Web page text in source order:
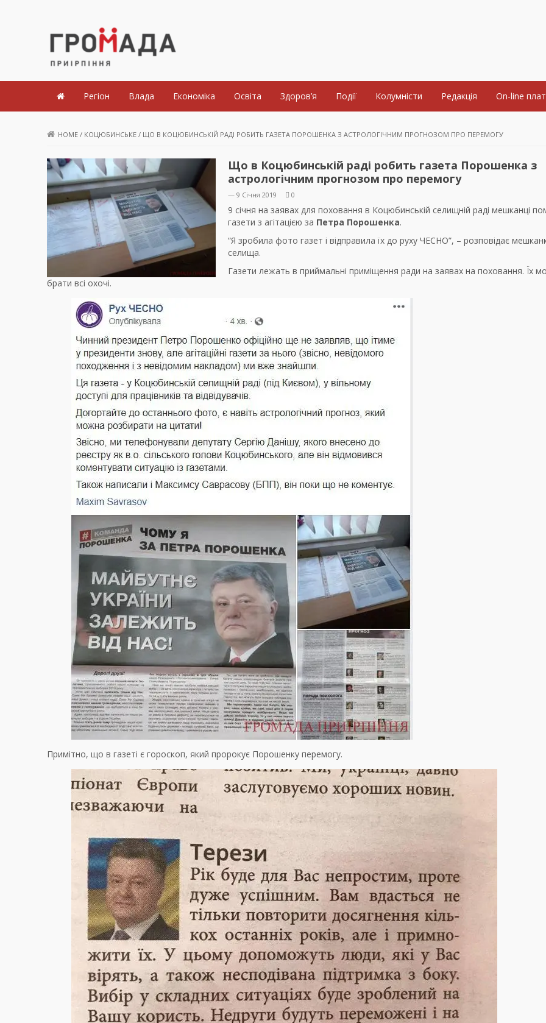
Громада Приірпіння
Регіон Влада Економіка Освіта Здоров’я Події Колумністи Редакція On-line
HOME / КОЦЮБИНСЬКЕ / ЩО В КОЦЮБИНСЬКІЙ РАДІ РОБИТЬ ГАЗЕТА ПОРОШЕНКА З АСТРОЛОГІЧНИМ ПРОГНОЗОМ ПРО ПЕРЕМОГУ
Що в Коцюбинській раді робить газета Порошенка з
астрологічним прогнозом про перемогу
— 9 Січня 2019 0
9 січня на заявах для поховання в Коцюбинській селищній раді мешканці
газети з агітацією за Петра Порошенка.
“Я зробила фото газет і відправила їх до руху ЧЕСНО”, – розповідає
селища.
Газети лежать в приймальні приміщення ради на заявах на поховання. Їх
брати всі охочі.
Примітно, що в газеті є гороскоп, який пророкує Порошенку перемогу.